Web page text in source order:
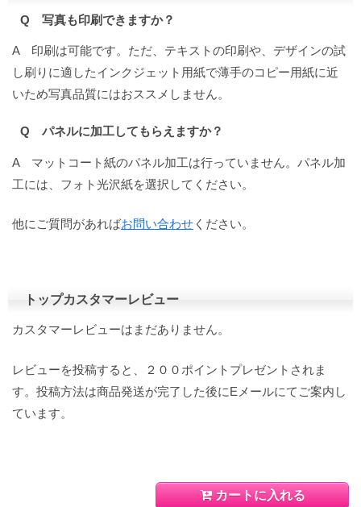
Q 写真も印刷できますか？
A 印刷は可能です。ただ、テキストの印刷や、デザインの試
し刷りに適したインクジェット用紙で薄手のコピー用紙に近
いため写真品質にはおススメしません。
Q パネルに加工してもらえますか？
A マットコート紙のパネル加工は行っていません。パネル加
工には、フォト光沢紙を選択してください。
他にご質問があればお問い合わせ ください。
トップカスタマーレビュー
カスタマーレビューはまだありません。
レビューを投稿すると、２００ポイントプレゼントされま
す。投稿方法は商品発送が完了した後にEメールにてご案内し
ています。
カートに入れる